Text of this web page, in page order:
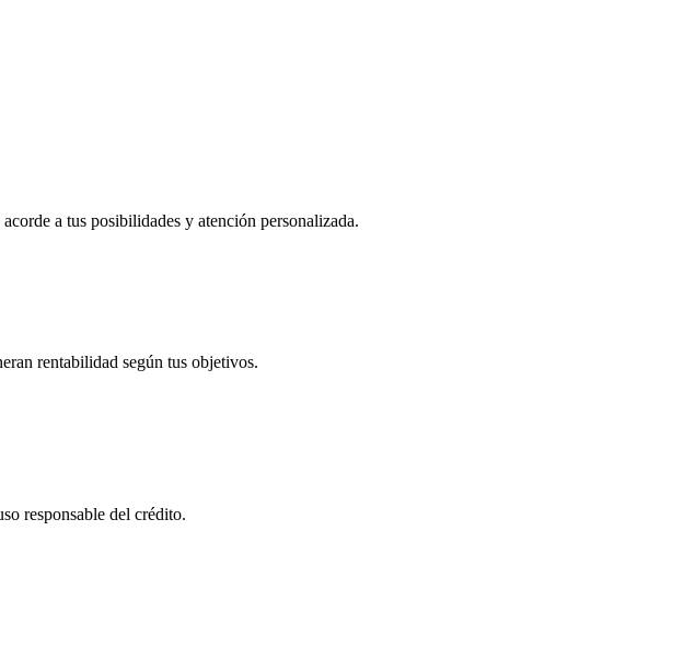
a tus posibilidades y atención personalizada.
rentabilidad según tus objetivos.
responsable del crédito.